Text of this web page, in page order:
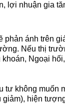
lợi nhuận gia
ánh trên
Nếu thị
Ngoại
không muốn
hiện